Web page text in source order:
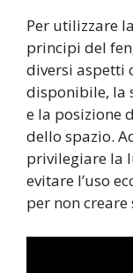
Per utilizzare
principi del
diversi aspetti
disponibile, la
e la posizione
dello spazio.
privilegiare la
evitare l’uso
per non